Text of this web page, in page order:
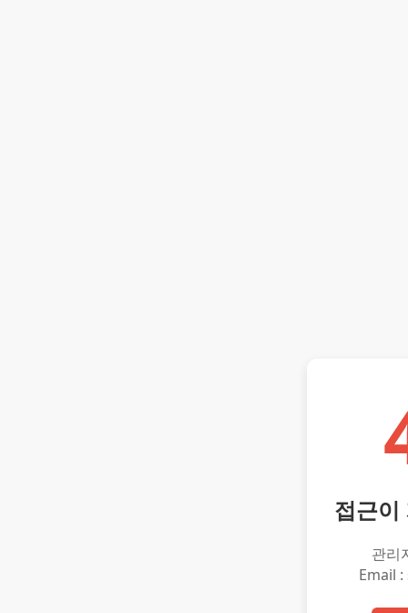
접근이
관리
Email